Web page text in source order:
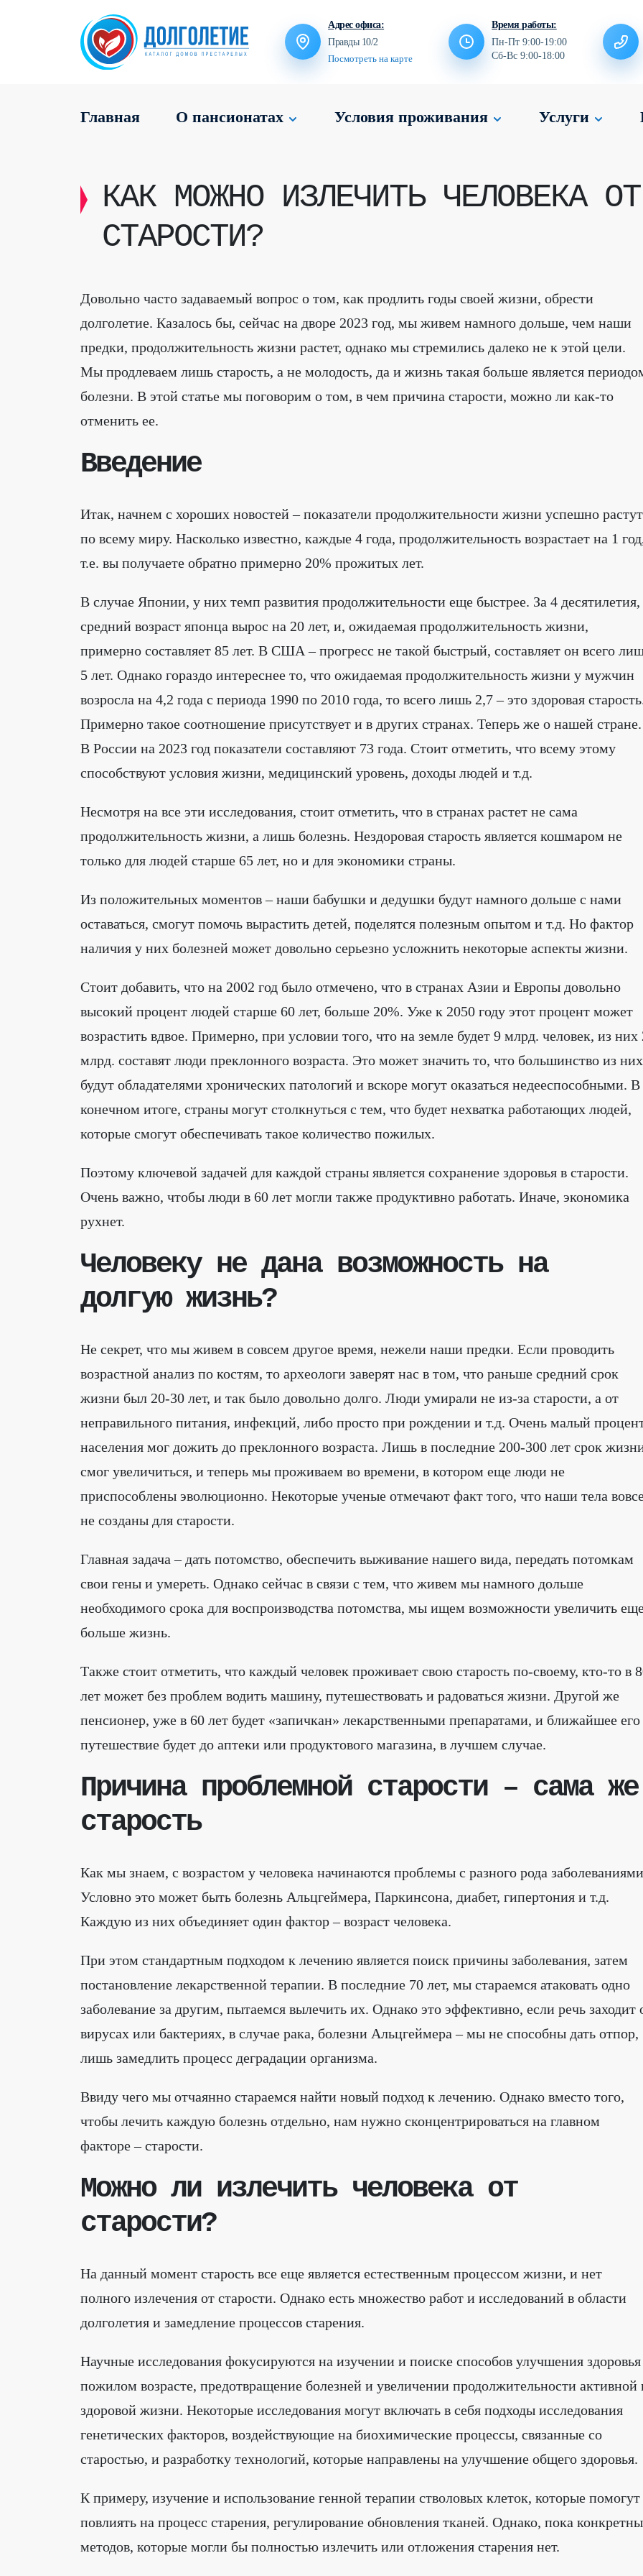
Адрес офиса:
Правды 10/2
Посмотреть на карте
Время работы:
Пн-Пт 9:00-19:00
Сб-Вс 9:00-18:00
Главная О пансионатах Условия проживания Услуги
КАК МОЖНО ИЗЛЕЧИТЬ ЧЕЛОВЕКА ОТ
СТАРОСТИ?
Довольно часто задаваемый вопрос о том, как продлить годы своей жизни, обрести
долголетие. Казалось бы, сейчас на дворе 2023 год, мы живем намного дольше, чем наши
предки, продолжительность жизни растет, однако мы стремились далеко не к этой цели.
Мы продлеваем лишь старость, а не молодость, да и жизнь такая больше является
болезни. В этой статье мы поговорим о том, в чем причина старости, можно ли как-то
отменить ее.
Введение
Итак, начнем с хороших новостей – показатели продолжительности жизни успешно растут
по всему миру. Насколько известно, каждые 4 года, продолжительность возрастает на 1
т.е. вы получаете обратно примерно 20% прожитых лет.
В случае Японии, у них темп развития продолжительности еще быстрее. За 4 десятилетия,
средний возраст японца вырос на 20 лет, и, ожидаемая продолжительность жизни,
примерно составляет 85 лет. В США – прогресс не такой быстрый, составляет он всего
5 лет. Однако гораздо интереснее то, что ожидаемая продолжительность жизни у мужчин
возросла на 4,2 года с периода 1990 по 2010 года, то всего лишь 2,7 – это здоровая
Примерно такое соотношение присутствует и в других странах. Теперь же о нашей стране.
В России на 2023 год показатели составляют 73 года. Стоит отметить, что всему этому
способствуют условия жизни, медицинский уровень, доходы людей и т.д.
Несмотря на все эти исследования, стоит отметить, что в странах растет не сама
продолжительность жизни, а лишь болезнь. Нездоровая старость является кошмаром не
только для людей старше 65 лет, но и для экономики страны.
Из положительных моментов – наши бабушки и дедушки будут намного дольше с нами
оставаться, смогут помочь вырастить детей, поделятся полезным опытом и т.д. Но фактор
наличия у них болезней может довольно серьезно усложнить некоторые аспекты жизни.
Стоит добавить, что на 2002 год было отмечено, что в странах Азии и Европы довольно
высокий процент людей старше 60 лет, больше 20%. Уже к 2050 году этот процент может
возрастить вдвое. Примерно, при условии того, что на земле будет 9 млрд. человек, из них
млрд. составят люди преклонного возраста. Это может значить то, что большинство из них
будут обладателями хронических патологий и вскоре могут оказаться недееспособными. В
конечном итоге, страны могут столкнуться с тем, что будет нехватка работающих людей,
которые смогут обеспечивать такое количество пожилых.
Поэтому ключевой задачей для каждой страны является сохранение здоровья в старости.
Очень важно, чтобы люди в 60 лет могли также продуктивно работать. Иначе, экономика
рухнет.
Человеку не дана возможность на
долгую жизнь?
Не секрет, что мы живем в совсем другое время, нежели наши предки. Если проводить
возрастной анализ по костям, то археологи заверят нас в том, что раньше средний срок
жизни был 20-30 лет, и так было довольно долго. Люди умирали не из-за старости, а от
неправильного питания, инфекций, либо просто при рождении и т.д. Очень малый
населения мог дожить до преклонного возраста. Лишь в последние 200-300 лет срок
смог увеличиться, и теперь мы проживаем во времени, в котором еще люди не
приспособлены эволюционно. Некоторые ученые отмечают факт того, что наши тела
не созданы для старости.
Главная задача – дать потомство, обеспечить выживание нашего вида, передать потомкам
свои гены и умереть. Однако сейчас в связи с тем, что живем мы намного дольше
необходимого срока для воспроизводства потомства, мы ищем возможности увеличить
больше жизнь.
Также стоит отметить, что каждый человек проживает свою старость по-своему, кто-то в
лет может без проблем водить машину, путешествовать и радоваться жизни. Другой же
пенсионер, уже в 60 лет будет «запичкан» лекарственными препаратами, и ближайшее его
путешествие будет до аптеки или продуктового магазина, в лучшем случае.
Причина проблемной старости – сама же
старость
Как мы знаем, с возрастом у человека начинаются проблемы с разного рода
Условно это может быть болезнь Альцгеймера, Паркинсона, диабет, гипертония и т.д.
Каждую из них объединяет один фактор – возраст человека.
При этом стандартным подходом к лечению является поиск причины заболевания, затем
постановление лекарственной терапии. В последние 70 лет, мы стараемся атаковать одно
заболевание за другим, пытаемся вылечить их. Однако это эффективно, если речь заходит
вирусах или бактериях, в случае рака, болезни Альцгеймера – мы не способны дать отпор,
лишь замедлить процесс деградации организма.
Ввиду чего мы отчаянно стараемся найти новый подход к лечению. Однако вместо того,
чтобы лечить каждую болезнь отдельно, нам нужно сконцентрироваться на главном
факторе – старости.
Можно ли излечить человека от
старости?
На данный момент старость все еще является естественным процессом жизни, и нет
полного излечения от старости. Однако есть множество работ и исследований в области
долголетия и замедление процессов старения.
Научные исследования фокусируются на изучении и поиске способов улучшения здоровья
пожилом возрасте, предотвращение болезней и увеличении продолжительности активной
здоровой жизни. Некоторые исследования могут включать в себя подходы исследования
генетических факторов, воздействующие на биохимические процессы, связанные со
старостью, и разработку технологий, которые направлены на улучшение общего здоровья.
К примеру, изучение и использование генной терапии стволовых клеток, которые помогут
повлиять на процесс старения, регулирование обновления тканей. Однако, пока
методов, которые могли бы полностью излечить или отложения старения нет.